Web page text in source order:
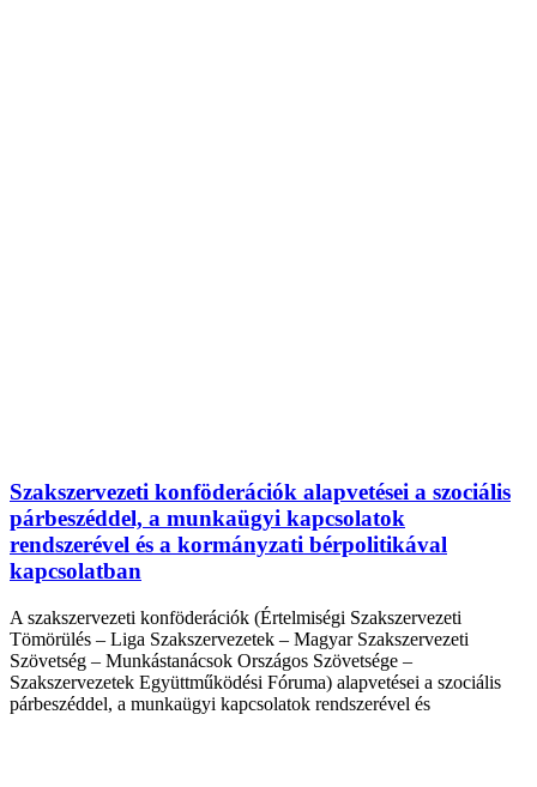
Szakszervezeti konföderációk alapvetései a szociális
párbeszéddel, a munkaügyi kapcsolatok
rendszerével és a kormányzati bérpolitikával
kapcsolatban
A szakszervezeti konföderációk (Értelmiségi Szakszervezeti
Tömörülés – Liga Szakszervezetek – Magyar Szakszervezeti
Szövetség – Munkástanácsok Országos Szövetsége –
Szakszervezetek Együttműködési Fóruma) alapvetései a szociális
párbeszéddel, a munkaügyi kapcsolatok rendszerével és